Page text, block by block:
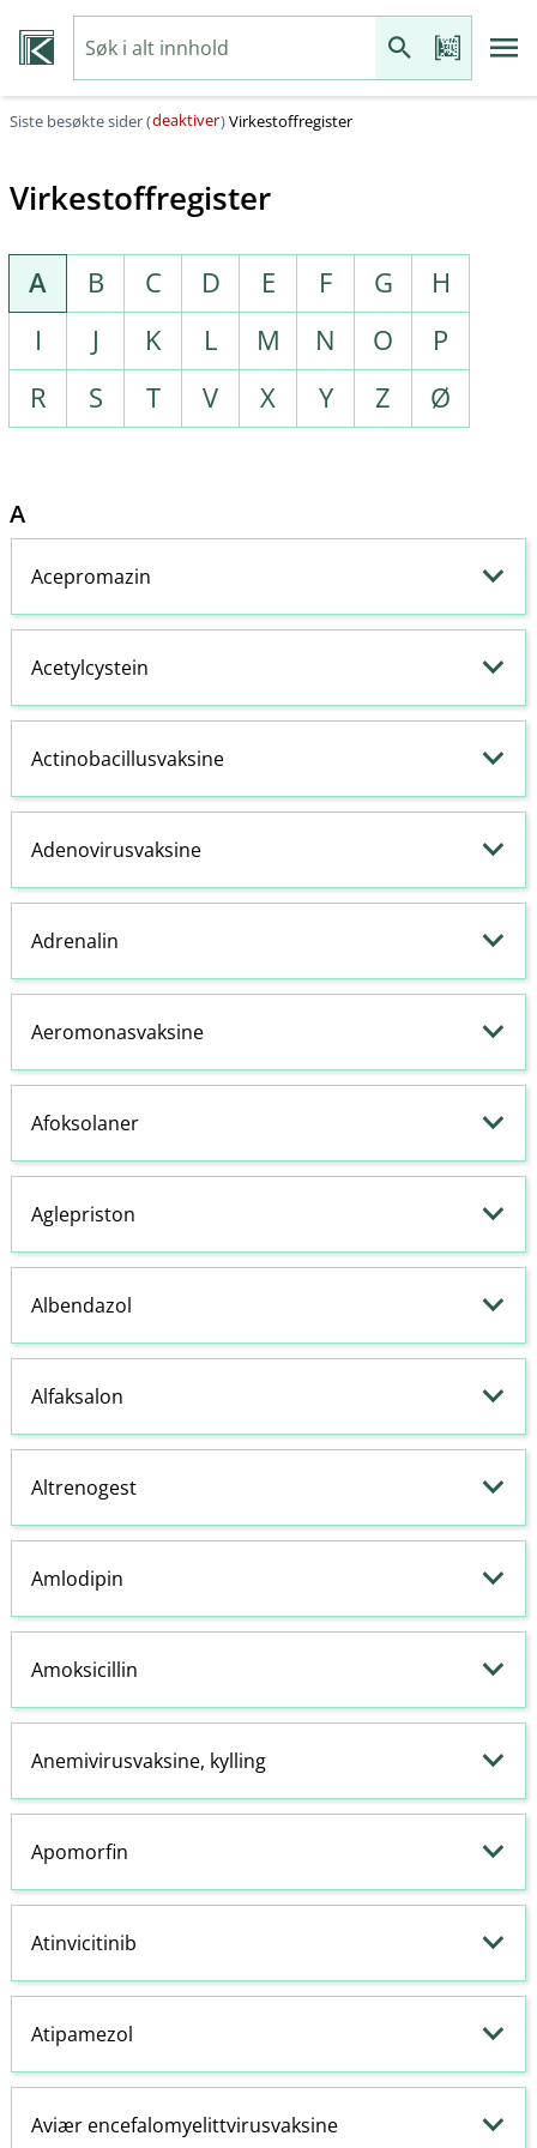
Siste besøkte sider (deaktiver)Virkestoffregister
Virkestoffregister
A B C D E F G
H
I
J K L M N O
P
R
S T V X Y Z Ø
A
Acepromazin
Acetylcystein
Actinobacillusvaksine
Adenovirusvaksine
Adrenalin
Aeromonasvaksine
Afoksolaner
Aglepriston
Albendazol
Alfaksalon
Altrenogest
Amlodipin
Amoksicillin
Anemivirusvaksine, kylling
Apomorfin
Atinvicitinib
Atipamezol
Aviær encefalomyelittvirusvaksine